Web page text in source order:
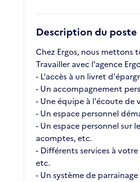
Description du poste
Chez Ergos, nous
Travailler avec l'agence
- L'accès à un livret
- Un accompagnement
- Une équipe à l'écoute de
- Un espace personnel
- Un espace personnel
acomptes, etc.
- Différents services à
etc.
- Un système de